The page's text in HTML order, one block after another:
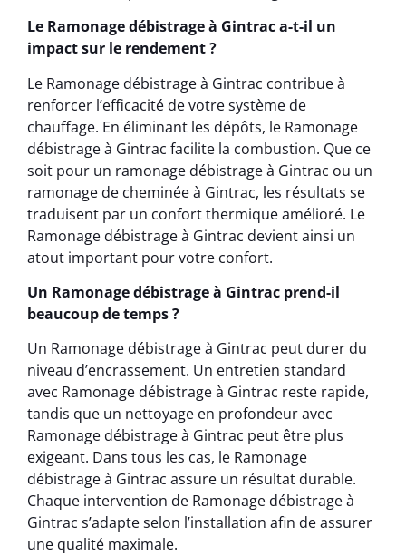
Le Ramonage débistrage à Gintrac a-t-il un
impact sur le rendement ?
Le Ramonage débistrage à Gintrac contribue à
renforcer l’efficacité de votre système de
chauffage. En éliminant les dépôts, le Ramonage
débistrage à Gintrac facilite la combustion. Que ce
soit pour un ramonage débistrage à Gintrac ou un
ramonage de cheminée à Gintrac, les résultats se
traduisent par un confort thermique amélioré. Le
Ramonage débistrage à Gintrac devient ainsi un
atout important pour votre confort.
Un Ramonage débistrage à Gintrac prend-il
beaucoup de temps ?
Un Ramonage débistrage à Gintrac peut durer du
niveau d’encrassement. Un entretien standard
avec Ramonage débistrage à Gintrac reste rapide,
tandis que un nettoyage en profondeur avec
Ramonage débistrage à Gintrac peut être plus
exigeant. Dans tous les cas, le Ramonage
débistrage à Gintrac assure un résultat durable.
Chaque intervention de Ramonage débistrage à
Gintrac s’adapte selon l’installation afin de assurer
une qualité maximale.